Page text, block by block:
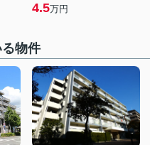
4.5万円
物件